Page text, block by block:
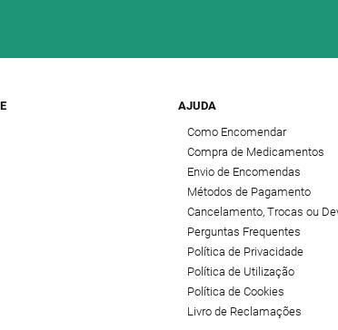
AJUDA
Como Encomendar
Compra de Medicamentos
Envio de Encomendas
Métodos de Pagamento
Cancelamento, Trocas ou
Perguntas Frequentes
Política de Privacidade
Política de Utilização
Política de Cookies
Livro de Reclamações